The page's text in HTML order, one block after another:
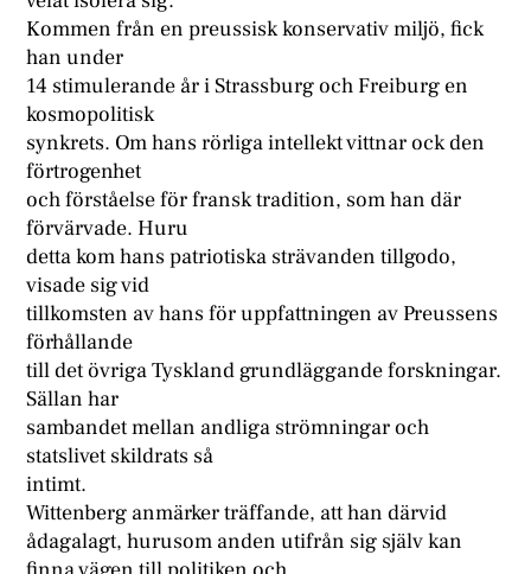
Kommen från en preussisk konservativ miljö, fick
han under
14 stimulerande år i Strassburg och Freiburg en
kosmopolitisk
synkrets. Om hans rörliga intellekt vittnar ock den
förtrogenhet
och förståelse för fransk tradition, som han där
förvärvade. Huru
detta kom hans patriotiska strävanden tillgodo,
visade sig vid
tillkomsten av hans för uppfattningen av Preussens
förhållande
till det övriga Tyskland grundläggande forskningar.
Sällan har
sambandet mellan andliga strömningar och
statslivet skildrats så
intimt.
Wittenberg anmärker träffande, att han därvid
ådagalagt, hurusom anden utifrån sig själv kan